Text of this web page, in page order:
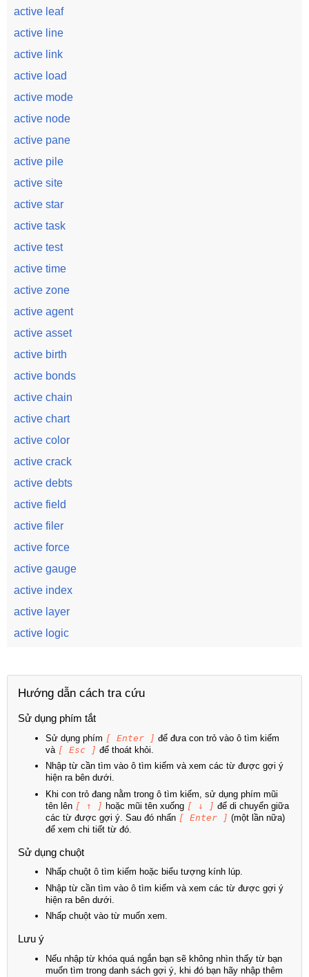
active leaf
active line
active link
active load
active mode
active node
active pane
active pile
active site
active star
active task
active test
active time
active zone
active agent
active asset
active birth
active bonds
active chain
active chart
active color
active crack
active debts
active field
active filer
active force
active gauge
active index
active layer
active logic
Hướng dẫn cách tra cứu
Sử dụng phím tắt
Sử dụng phím [ Enter ] để đưa con trỏ vào ô tìm kiếm
và [ Esc ] để thoát khỏi.
Nhập từ cần tìm vào ô tìm kiếm và xem các từ được gợi ý
hiện ra bên dưới.
Khi con trỏ đang nằm trong ô tìm kiếm, sử dụng phím mũi
tên lên [ ↑ ] hoặc mũi tên xuống [ ↓ ] để di chuyển giữa
các từ được gợi ý. Sau đó nhấn [ Enter ] (một lần nữa)
để xem chi tiết từ đó.
Sử dụng chuột
Nhấp chuột ô tìm kiếm hoặc biểu tượng kính lúp.
Nhập từ cần tìm vào ô tìm kiếm và xem các từ được gợi ý
hiện ra bên dưới.
Nhấp chuột vào từ muốn xem.
Lưu ý
Nếu nhập từ khóa quá ngắn bạn sẽ không nhìn thấy từ bạn
muốn tìm trong danh sách gợi ý, khi đó bạn hãy nhập thêm